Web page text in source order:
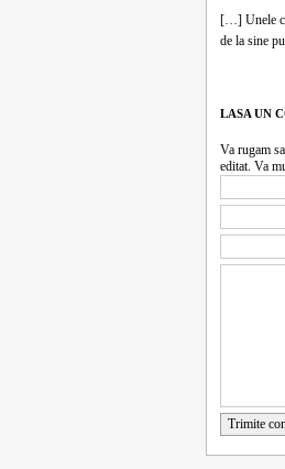
[…] Unele
de la sine
LASA UN
Va rugam
editat. Va
Trimite